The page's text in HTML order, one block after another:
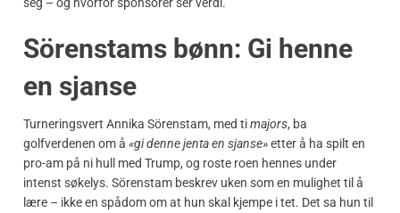
Sörenstams bønn: Gi henne
en sjanse
Turneringsvert Annika Sörenstam, med timajors, ba
golfverdenen om å «gi denne jenta en sjanse»etter å ha spilt en
pro-am på ni hull med Trump, og roste roen hennes under
intenst søkelys. Sörenstam beskrev uken som en mulighet til å
lære – ikke en spådom om at hun skal kjempe i tet. Det sa hun til